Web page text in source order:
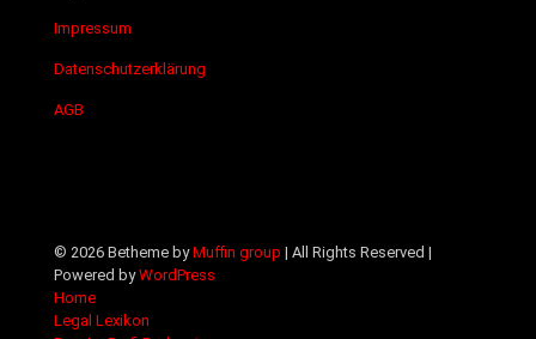
Impressum
Datenschutzerklärung
AGB
© 2026 Betheme byMuffin group | All Rights Reserved |
Powered byWordPress
Home
Legal Lexikon